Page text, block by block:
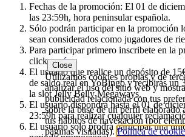
Fechas de la promoción: El 01 de
las 23:59h, hora peninsular española.
Sólo podrán participar en la promoción
sean considerados como jugadores de
Para participar primero inscribete en la
clickaquí.
El usuario que realice un depósito de
de saldo real en YoBingo y recibirás un
la slot Jelly Belly Megaways.
El usuario dispondrá hasta el 01 de
23:59h para realizar cualquier
El usuario solo prodrá participar una
Close
Utilizamos cookies propias y de
analizar el uso del sitio web y
publicidad relacionada con tus
sobre la base de un perfil elaborado
tus hábitos de navegación (por
páginas visitadas). Política de